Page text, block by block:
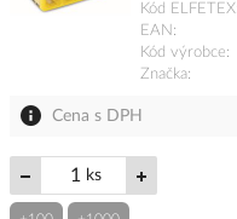
Kód ELFETEX
EAN
Kód výrobce
Značka
Cena s DPH
ks